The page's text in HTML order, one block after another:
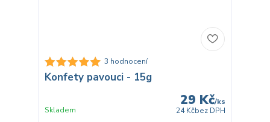
3 hodnocení
Konfety pavouci - 15g
29 Kč/ks
24 Kčbez DPH
Skladem